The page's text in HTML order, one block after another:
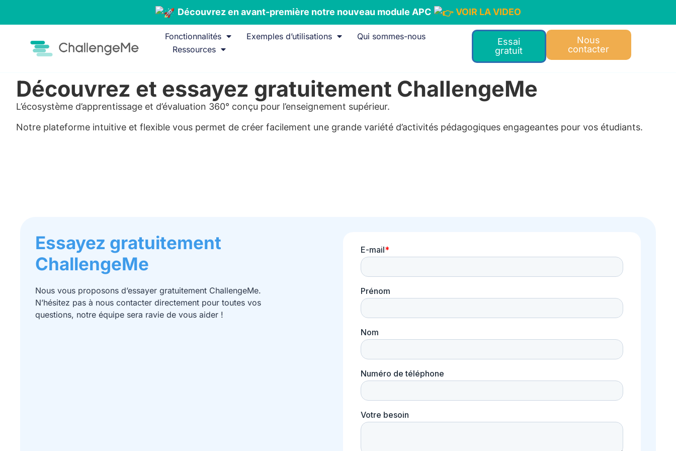
Découvrez en avant-première notre nouveau module APC VOIR LA VIDEO
Nous
contacter
Essai
gratuit
Fonctionnalités Exemples d’utilisations
Qui sommes-nous
Ressources
Découvrez et essayez gratuitement ChallengeMe
L’écosystème d’apprentissage et d’évaluation 360° conçu pour l’enseignement supérieur.
Notre plateforme intuitive et flexible vous permet de créer facilement une grande variété d’activités pédagogiques engageantes pour vos étudiants.
Essayez gratuitement
ChallengeMe
Nous vous proposons d’essayer gratuitement ChallengeMe.
N’hésitez pas à nous contacter directement pour toutes vos
questions, notre équipe sera ravie de vous aider !